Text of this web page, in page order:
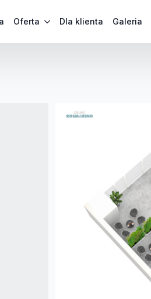
Oferta Dla klienta Galeria